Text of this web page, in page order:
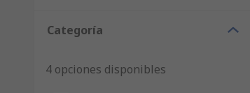
Categoría
4 opciones disponibles